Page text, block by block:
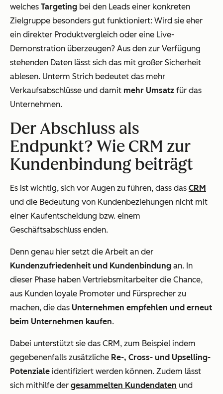
welches Targeting bei den Leads einer konkreten
Zielgruppe besonders gut funktioniert: Wird sie eher
ein direkter Produktvergleich oder eine Live-
Demonstration überzeugen? Aus den zur Verfügung
stehenden Daten lässt sich das mit großer Sicherheit
ablesen. Unterm Strich bedeutet das mehr
Verkaufsabschlüsse und damit mehr Umsatz für das
Unternehmen.
Der Abschluss als
Endpunkt? Wie CRM zur
Kundenbindung beiträgt
Es ist wichtig, sich vor Augen zu führen, dass das CRM
und die Bedeutung von Kundenbeziehungen nicht mit
einer Kaufentscheidung bzw. einem
Geschäftsabschluss enden.
Denn genau hier setzt die Arbeit an der
Kundenzufriedenheit und Kundenbindung an. In
dieser Phase haben Vertriebsmitarbeiter die Chance,
aus Kunden loyale Promoter und Fürsprecher zu
machen, die das Unternehmen empfehlen und erneut
beim Unternehmen kaufen.
Dabei unterstützt sie das CRM, zum Beispiel indem
gegebenenfalls zusätzliche Re-, Cross- und Upselling-
Potenziale identifiziert werden können. Zudem lässt
sich mithilfe der gesammelten Kundendaten und